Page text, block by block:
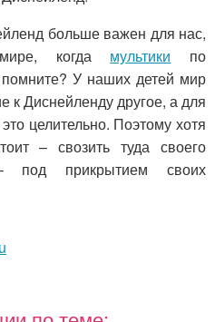
больше важен для нас,
когда мультики по
У наших детей мир
к Диснейленду другое, а для
целительно. Поэтому хотя
– свозить туда своего
прикрытием своих